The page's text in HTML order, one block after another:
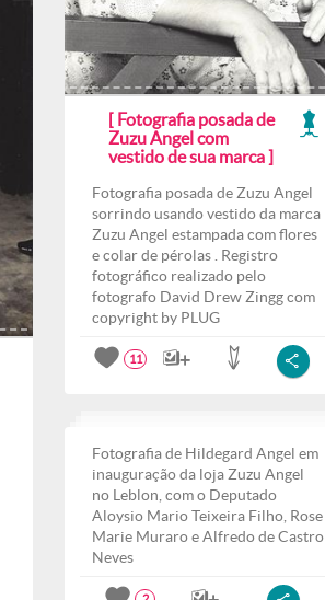
[ Fotografia posada de
Zuzu Angel com
vestido de sua marca ]
Fotografia posada de Zuzu Angel
sorrindo usando vestido da marca
Zuzu Angel estampada com flores
e colar de pérolas . Registro
fotográfico realizado pelo
fotografo David Drew Zingg com
copyright by PLUG
11
Fotografia de Hildegard Angel em
inauguração da loja Zuzu Angel
no Leblon, com o Deputado
Aloysio Mario Teixeira Filho, Rose
Marie Muraro e Alfredo de Castro
Neves